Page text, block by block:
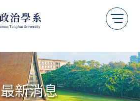
最新消息